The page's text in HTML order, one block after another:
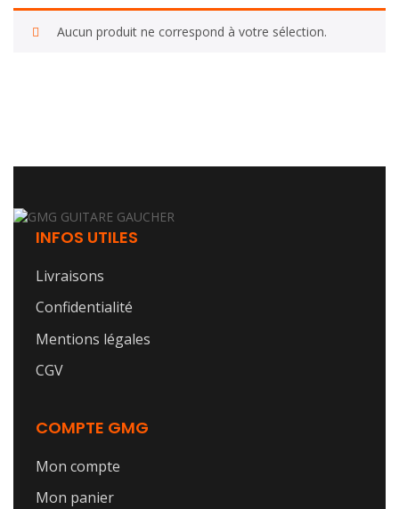
Aucun produit ne correspond à votre sélection.
INFOS UTILES
Livraisons
Confidentialité
Mentions légales
CGV
COMPTE GMG
Mon compte
Mon panier